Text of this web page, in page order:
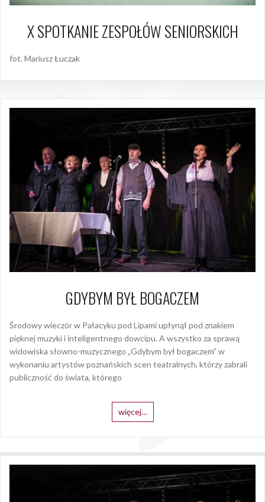
X SPOTKANIE ZESPOŁÓW SENIORSKICH
fot. Mariusz Łuczak
GDYBYM BYŁ BOGACZEM
Środowy wieczór w Pałacyku pod Lipami upłynął pod znakiem
pięknej muzyki i inteligentnego dowcipu. A wszystko za sprawą
widowiska słowno-muzycznego „Gdybym był bogaczem” w
wykonaniu artystów poznańskich scen teatralnych, którzy zabrali
publiczność do świata, którego
więcej…